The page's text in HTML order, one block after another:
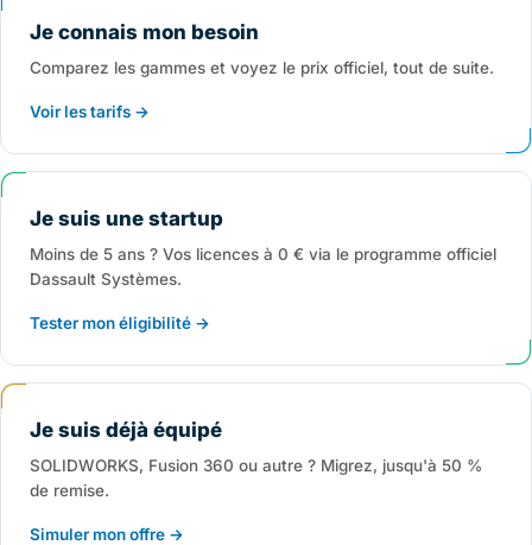
Je connais mon besoin
Comparez les gammes et voyez le prix officiel, tout de suite.
Voir les tarifs →
Je suis une startup
Moins de 5 ans ? Vos licences à 0 € via le programme officiel
Dassault Systèmes.
Tester mon éligibilité →
Je suis déjà équipé
SOLIDWORKS, Fusion 360 ou autre ? Migrez, jusqu'à 50 %
de remise.
Simuler mon offre →